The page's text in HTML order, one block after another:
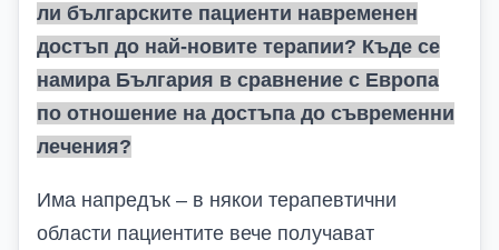
ли българските пациенти навременен
достъп до най-новите терапии? Къде се
намира България в сравнение с Европа
по отношение на достъпа до съвременни
лечения?
Има напредък – в някои терапевтични
области пациентите вече получават